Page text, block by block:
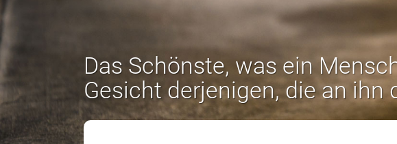
Das Schönste, was ein
Gesicht derjenigen, die an ihn